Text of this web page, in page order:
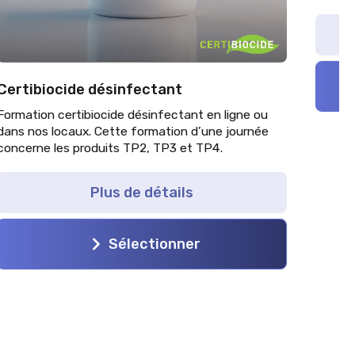
désinfectant
certibiocide désinfectant en ligne ou
nos locaux. Cette formation d’une journée
les produits TP2, TP3 et TP4.
Plus de détails
Sélectionner